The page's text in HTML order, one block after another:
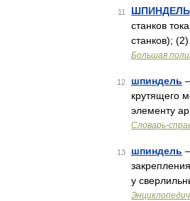
11 ШПИНДЕЛЬ
станков
станков);
Большая
12 шпиндель
крутящего
элементу
Словарь-
13 шпиндель
у